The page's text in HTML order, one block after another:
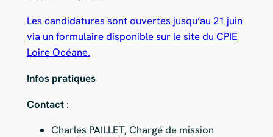
Les candidatures sont ouvertes jusqu’au 21 juin
via un formulaire disponible sur le site du CPIE
Loire Océane.
Infos pratiques
Contact:
Charles PAILLET, Chargé de mission